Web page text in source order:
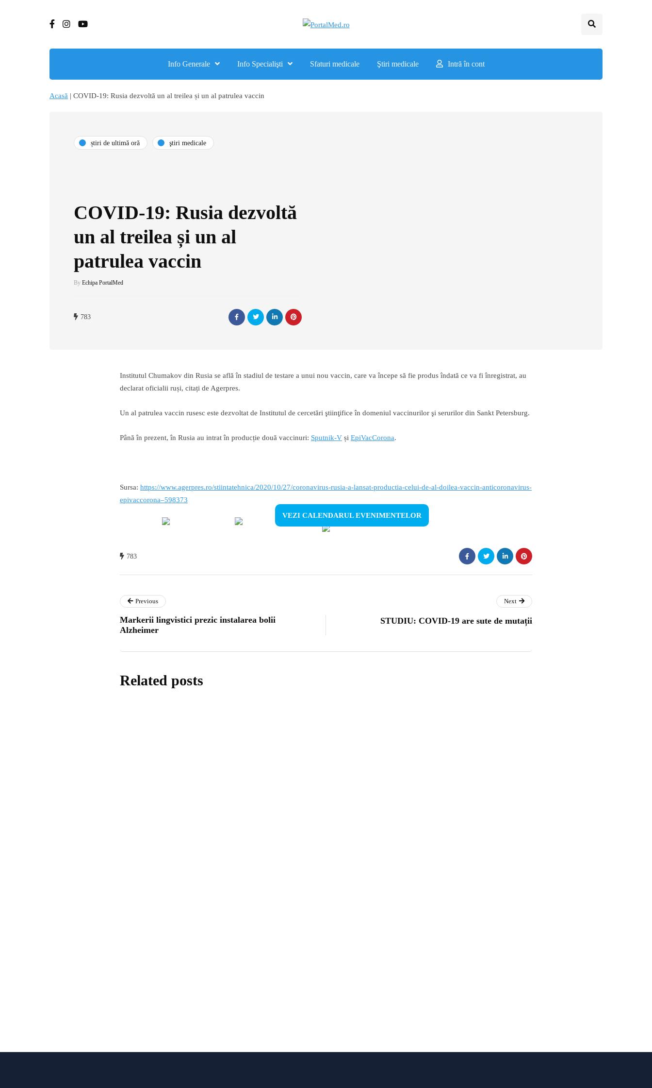
Info Generale Info Specialişti Sfaturi medicale Ştiri medicale Intră în cont
Acasă | COVID-19: Rusia dezvoltă un al treilea și un al patrulea vaccin
știri de ultimă oră ştiri medicale
COVID-19: Rusia dezvoltă
un al treilea și un al
patrulea vaccin
By Echipa PortalMed
783
Institutul Chumakov din Rusia se află în stadiul de testare a unui nou vaccin, care va începe să fie produs îndată ce va fi înregistrat, au
declarat oficialii ruși, citați de Agerpres.
Un al patrulea vaccin rusesc este dezvoltat de Institutul de cercetări ştiinţifice în domeniul vaccinurilor şi serurilor din Sankt Petersburg.
Până în prezent, în Rusia au intrat în producție două vaccinuri: Sputnik-V și EpiVacCorona.
Sursa: https://www.agerpres.ro/stiintatehnica/2020/10/27/coronavirus-rusia-a-lansat-productia-celui-de-al-doilea-vaccin-anticoronavirus-
epivaccorona–598373
VEZI CALENDARUL EVENIMENTELOR
783
Previous
Markerii lingvistici prezic instalarea bolii
Alzheimer
Next
STUDIU: COVID-19 are sute de mutații
Related posts